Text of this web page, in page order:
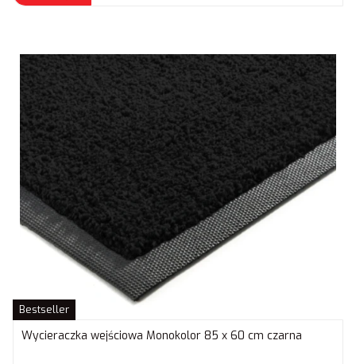
Bestseller
Wycieraczka wejściowa Monokolor 85 x 60 cm czarna